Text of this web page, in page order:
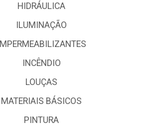
HIDRÁULICA
ILUMINAÇÃO
IMPERMEABILIZANTES
INCÊNDIO
LOUÇAS
MATERIAIS BÁSICOS
PINTURA